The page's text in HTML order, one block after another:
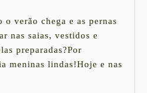
verão chega e as pernas
nas saias, vestidos e
preparadas?Por
meninas lindas!Hoje e nas